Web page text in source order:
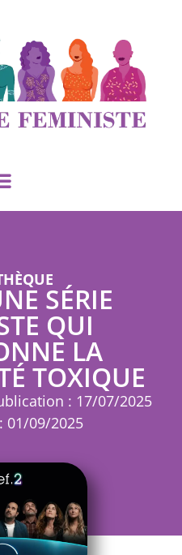
SÉRIE
QUI
LA
TOXIQUE
: 17/07/2025
01/09/2025